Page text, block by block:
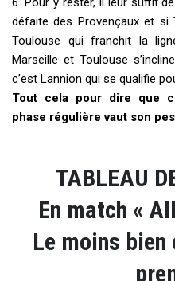
défaite des Provençaux et si
Toulouse qui franchit la
Marseille et Toulouse
c’est Lannion qui se qualifie
Tout cela pour dire que
phase régulière vaut son
TABLEAU
En match «
Le moins